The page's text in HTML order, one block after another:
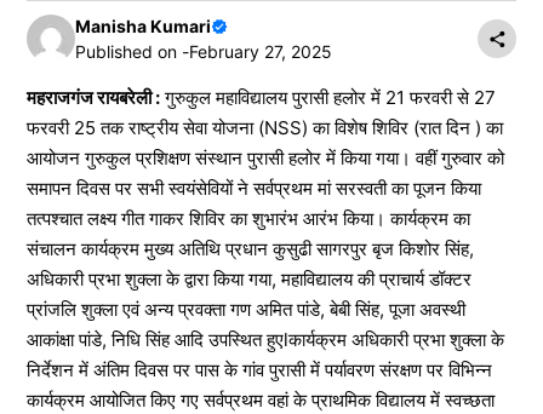
Manisha Kumari
Published on -February 27, 2025
महराजगंज रायबरेली :गुरुकुल महाविद्यालय पुरासी हलोर में 21 फरवरी से 27
फरवरी 25 तक राष्ट्रीय सेवा योजना (NSS) का विशेष शिविर (रात दिन ) का
आयोजन गुरुकुल प्रशिक्षण संस्थान पुरासी हलोर में किया गया। वहीं गुरुवार को
समापन दिवस पर सभी स्वयंसेवियों ने सर्वप्रथम मां सरस्वती का पूजन किया
तत्पश्चात लक्ष्य गीत गाकर शिविर का शुभारंभ आरंभ किया। कार्यक्रम का
संचालन कार्यक्रम मुख्य अतिथि प्रधान कुसुढी सागरपुर बृज किशोर सिंह,
अधिकारी प्रभा शुक्ला के द्वारा किया गया, महाविद्यालय की प्राचार्य डॉक्टर
प्रांजलि शुक्ला एवं अन्य प्रवक्ता गण अमित पांडे, बेबी सिंह, पूजा अवस्थी
आकांक्षा पांडे, निधि सिंह आदि उपस्थित हुएlकार्यक्रम अधिकारी प्रभा शुक्ला के
निर्देशन में अंतिम दिवस पर पास के गांव पुरासी में पर्यावरण संरक्षण पर विभिन्न
कार्यक्रम आयोजित किए गए सर्वप्रथम वहां के प्राथमिक विद्यालय में स्वच्छता